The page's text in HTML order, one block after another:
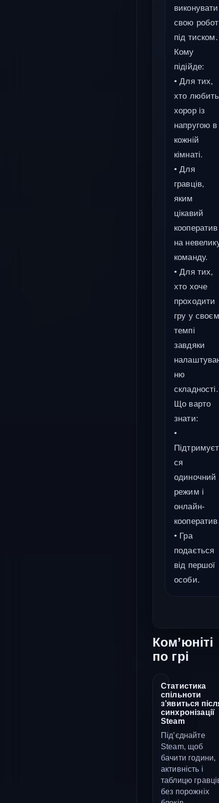
виконувати
свою
під тиском.
Кому
підійде:
• Для тих,
хто любить
хорор із
напругою в
кожній
кімнаті.
• Для
гравців,
яким
цікавий
кооператив
на
команду.
• Для тих,
хто хоче
проходити
гру у
темпі
завдяки
ню
складності.
Що варто
знати:
•
ся
одиночний
режим і
онлайн-
• Гра
подається
від першої
особи.
Ком’юніті
по грі
Статистика
спільноти
з’явиться
синхронізації
Steam
Під’єднайте
Steam, щоб
бачити години,
активність і
таблицю
без порожніх